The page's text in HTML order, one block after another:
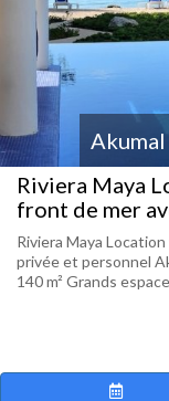
Akumal
Riviera Maya
front de mer
Riviera Maya
privée et personnel
140 m² Grands